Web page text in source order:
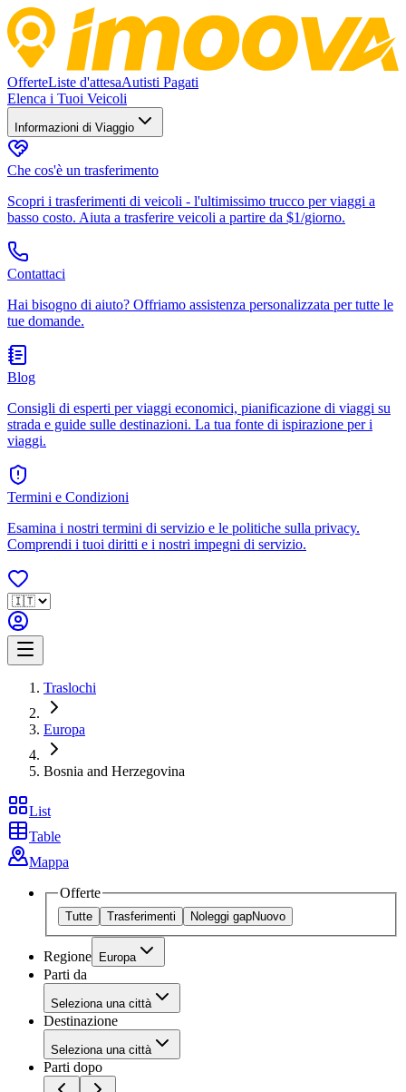
OfferteListe d'attesaAutisti Pagati
Elenca i Tuoi Veicoli
Informazioni di Viaggio
Che cos'è un trasferimento
Scopri i trasferimenti di veicoli - l'ultimissimo trucco per viaggi a
basso costo. Aiuta a trasferire veicoli a partire da $1/giorno.
Contattaci
Hai bisogno di aiuto? Offriamo assistenza personalizzata per tutte le
tue domande.
Blog
Consigli di esperti per viaggi economici, pianificazione di viaggi su
strada e guide sulle destinazioni. La tua fonte di ispirazione per i
viaggi.
Termini e Condizioni
Esamina i nostri termini di servizio e le politiche sulla privacy.
Comprendi i tuoi diritti e i nostri impegni di servizio.
Traslochi
Europa
Bosnia and Herzegovina
List
Table
Mappa
Offerte
Tutte Trasferimenti Noleggi gapNuovo
Regione Europa
Parti da
Seleziona una città
Destinazione
Seleziona una città
Parti dopo